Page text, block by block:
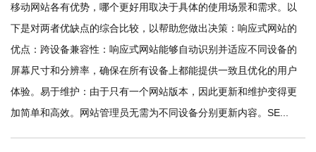
移动网站各有优势，哪个更好用取决于具体的使用场景和需求。以
下是对两者优缺点的综合比较，以帮助您做出决策：响应式网站的
优点：跨设备兼容性：响应式网站能够自动识别并适应不同设备的
屏幕尺寸和分辨率，确保在所有设备上都能提供一致且优化的用户
体验。易于维护：由于只有一个网站版本，因此更新和维护变得更
加简单和高效。网站管理员无需为不同设备分别更新内容。SE...